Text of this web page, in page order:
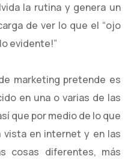
la rutina y genera un
de ver lo que el “ojo
evidente!”
marketing pretende es
en una o varias de las
que por medio de lo que
en internet y en las
cosas diferentes, más